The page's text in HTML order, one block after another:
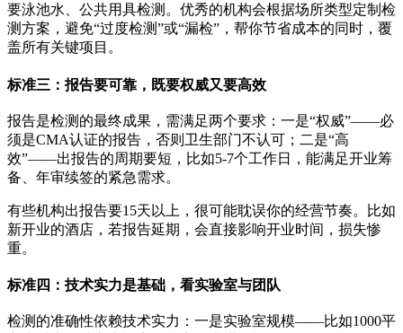
要泳池水、公共用具检测。优秀的机构会根据场所类型定制检
测方案，避免“过度检测”或“漏检”，帮你节省成本的同时，覆
盖所有关键项目。
标准三：报告要可靠，既要权威又要高效
报告是检测的最终成果，需满足两个要求：一是“权威”——必
须是CMA认证的报告，否则卫生部门不认可；二是“高
效”——出报告的周期要短，比如5-7个工作日，能满足开业筹
备、年审续签的紧急需求。
有些机构出报告要15天以上，很可能耽误你的经营节奏。比如
新开业的酒店，若报告延期，会直接影响开业时间，损失惨
重。
标准四：技术实力是基础，看实验室与团队
检测的准确性依赖技术实力：一是实验室规模——比如1000平